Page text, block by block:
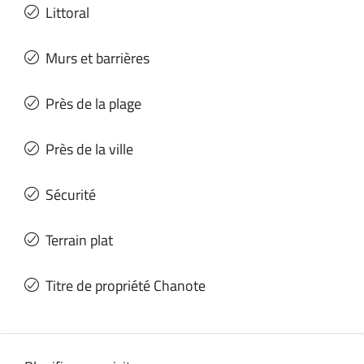
Littoral
Murs et barrières
Près de la plage
Près de la ville
Sécurité
Terrain plat
Titre de propriété Chanote